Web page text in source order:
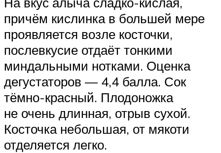
причём кислинка в большей мере
проявляется возле косточки,
послевкусие отдаёт тонкими
миндальными нотками. Оценка
дегустаторов — 4,4 балла. Сок
тёмно-красный. Плодоножка
не очень длинная, отрыв сухой.
Косточка небольшая, от мякоти
отделяется легко.